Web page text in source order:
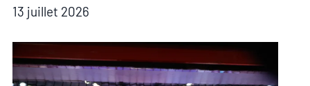
13 juillet 2026